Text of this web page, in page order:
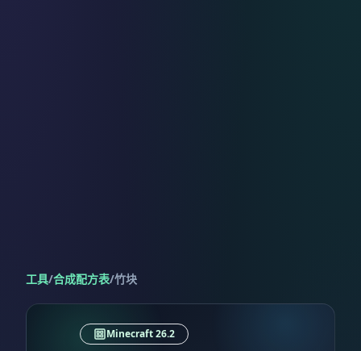
工具/合成配方表/竹块
Minecraft 26.2